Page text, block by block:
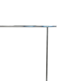
de
prix :
CHF
à
CHF
produit